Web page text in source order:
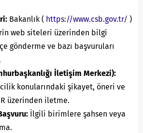
Bakanlık ( https://www.csb.gov.tr/ )
web siteleri üzerinden bilgi
gönderme ve bazı başvuruları
İletişim Merkezi):
konularındaki şikayet, öneri ve
üzerinden iletme.
İlgili birimlere şahsen veya